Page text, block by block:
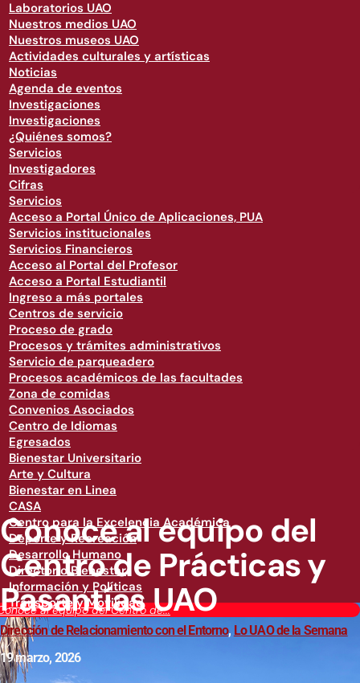
Laboratorios UAO
Nuestros medios UAO
Nuestros museos UAO
Actividades culturales y artísticas
Noticias
Agenda de eventos
Investigaciones
Investigaciones
¿Quiénes somos?
Servicios
Investigadores
Cifras
Servicios
Acceso a Portal Único de Aplicaciones, PUA
Servicios institucionales
Servicios Financieros
Acceso al Portal del Profesor
Acceso a Portal Estudiantil
Ingreso a más portales
Centros de servicio
Proceso de grado
Procesos y trámites administrativos
Servicio de parqueadero
Procesos académicos de las facultades
Zona de comidas
Convenios Asociados
Centro de Idiomas
Egresados
Bienestar Universitario
Arte y Cultura
Bienestar en Linea
CASA
Centro para la Excelencia Académica
Deporte y Recreación
Desarrollo Humano
Directorio Bienestar
Información y Políticas
Transporte y Movilidad
al equipo del Centro de...
Conoce al equipo del
Centro de Prácticas y
Pasantías UAO
Dirección de Relacionamiento con el Entorno, Lo UAO de la Semana
19 marzo, 2026